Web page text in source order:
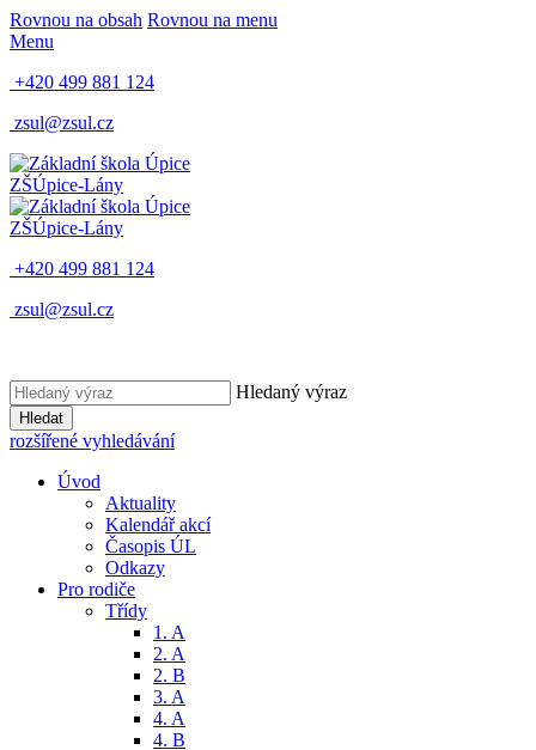
Rovnou na obsah Rovnou na menu
Menu
+420 499 881 124
zsul@zsul.cz
ZŠÚpice-Lány
ZŠÚpice-Lány
+420 499 881 124
zsul@zsul.cz
Hledaný výraz
Hledat
rozšířené vyhledávání
Úvod
Aktuality
Kalendář akcí
Časopis ÚL
Odkazy
Pro rodiče
Třídy
1. A
2. A
2. B
3. A
4. A
4. B